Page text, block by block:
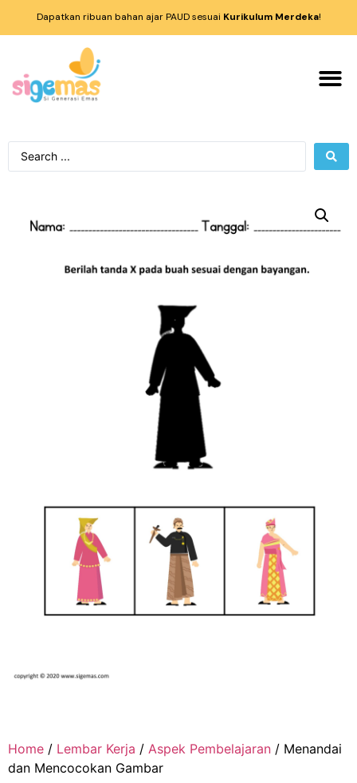
Dapatkan ribuan bahan ajar PAUD sesuai Kurikulum Merdeka!
Home / Lembar Kerja / Aspek Pembelajaran / Menandai
dan Mencocokan Gambar